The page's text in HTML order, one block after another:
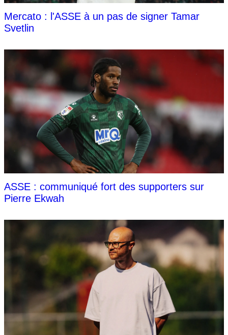
Mercato : l'ASSE à un pas de signer Tamar
Svetlin
ASSE : communiqué fort des supporters sur
Pierre Ekwah